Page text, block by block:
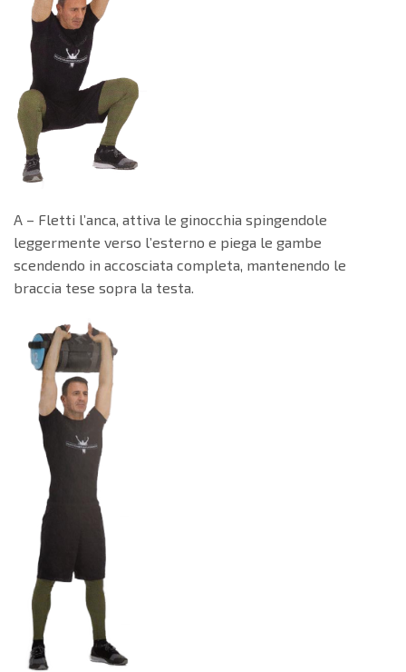
A – Fletti l’anca, attiva le ginocchia spingendole
leggermente verso l’esterno e piega le gambe
scendendo in accosciata completa, mantenendo le
braccia tese sopra la testa.